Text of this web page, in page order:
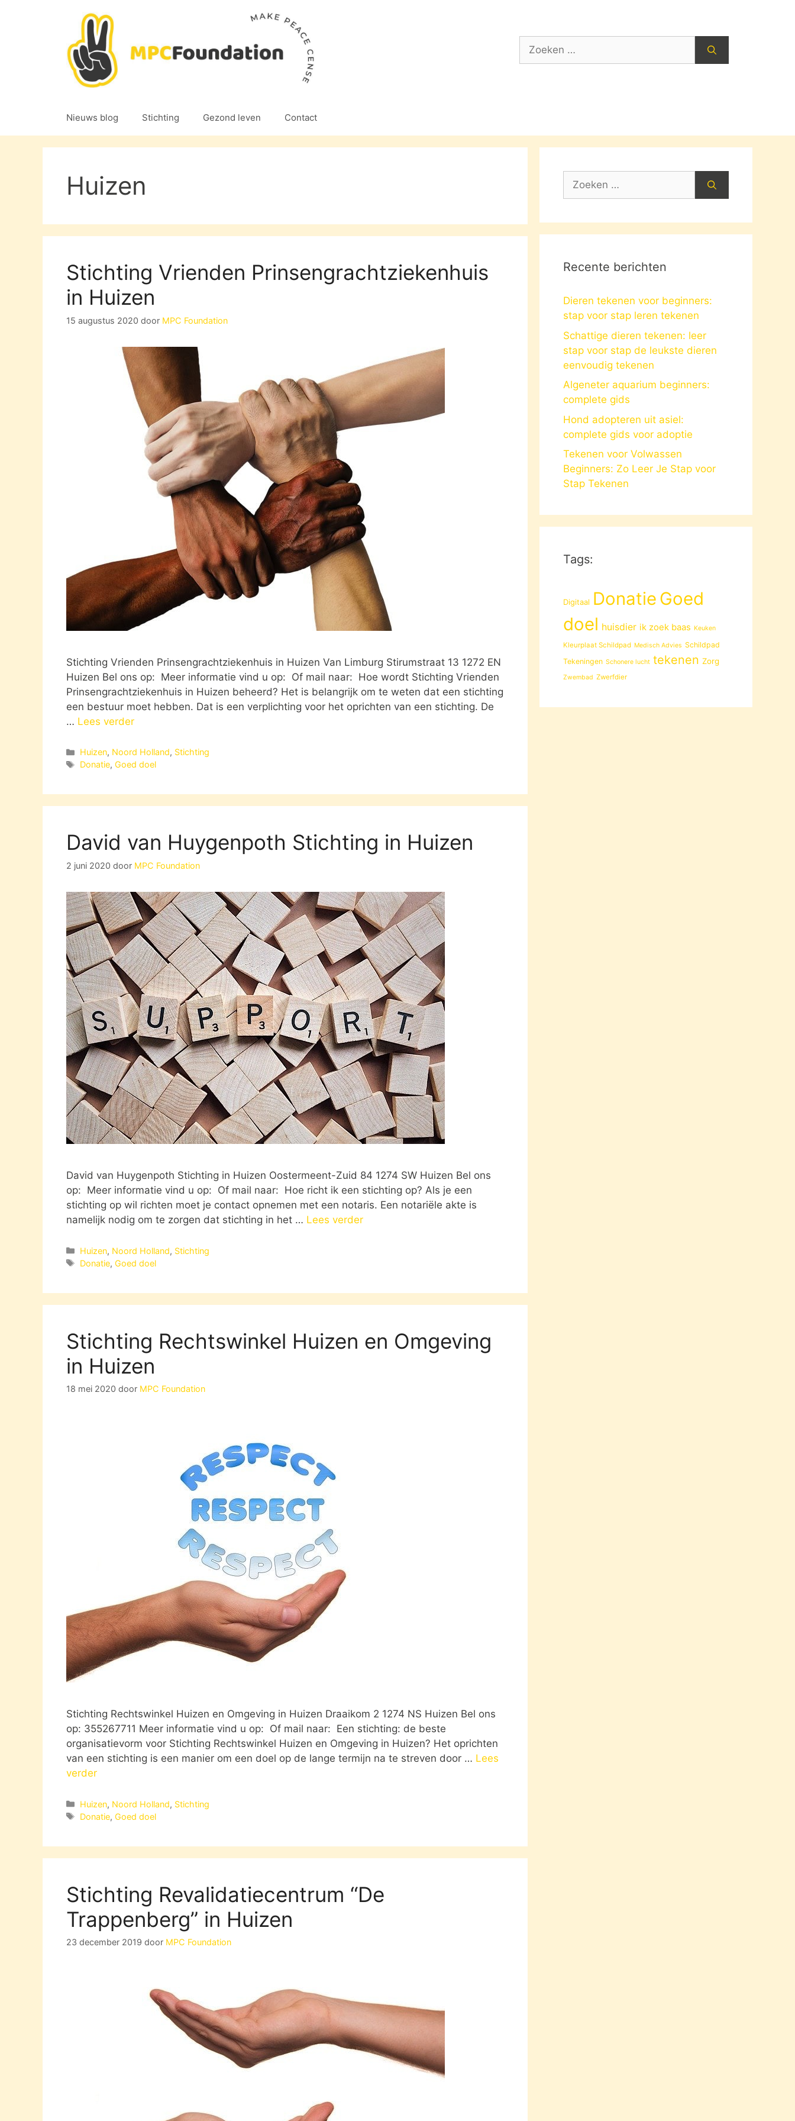
Zoek
Nieuws blog Stichting Gezond leven Contact
Huizen
Stichting Vrienden Prinsengrachtziekenhuis
in Huizen
15 augustus 2020 door MPC Foundation
Stichting Vrienden Prinsengrachtziekenhuis in Huizen Van Limburg Stirumstraat 13 1272 EN
Huizen Bel ons op: Meer informatie vind u op: Of mail naar: Hoe wordt Stichting Vrienden
Prinsengrachtziekenhuis in Huizen beheerd? Het is belangrijk om te weten dat een stichting
een bestuur moet hebben. Dat is een verplichting voor het oprichten van een stichting. De
… Lees verder
Categorieën
Huizen, Noord Holland, Stichting
Tags
Donatie,Goed doel
David van Huygenpoth Stichting in Huizen
2 juni 2020 door MPC Foundation
David van Huygenpoth Stichting in Huizen Oostermeent-Zuid 84 1274 SW Huizen Bel ons
op: Meer informatie vind u op: Of mail naar: Hoe richt ik een stichting op? Als je een
stichting op wil richten moet je contact opnemen met een notaris. Een notariële akte is
namelijk nodig om te zorgen dat stichting in het … Lees verder
Categorieën
Huizen, Noord Holland, Stichting
Tags
Donatie,Goed doel
Stichting Rechtswinkel Huizen en Omgeving
in Huizen
18 mei 2020 door MPC Foundation
Stichting Rechtswinkel Huizen en Omgeving in Huizen Draaikom 2 1274 NS Huizen Bel ons
op: 355267711 Meer informatie vind u op: Of mail naar: Een stichting: de beste
organisatievorm voor Stichting Rechtswinkel Huizen en Omgeving in Huizen? Het oprichten
van een stichting is een manier om een doel op de lange termijn na te streven door … Lees
verder
Categorieën
Huizen, Noord Holland, Stichting
Tags
Donatie,Goed doel
Stichting Revalidatiecentrum “De
Trappenberg” in Huizen
23 december 2019 door MPC Foundation
Zoek
Recente berichten
Dieren tekenen voor beginners:
stap voor stap leren tekenen
Schattige dieren tekenen: leer
stap voor stap de leukste dieren
eenvoudig tekenen
Algeneter aquarium beginners:
complete gids
Hond adopteren uit asiel:
complete gids voor adoptie
Tekenen voor Volwassen
Beginners: Zo Leer Je Stap voor
Stap Tekenen
Tags:
Digitaal Donatie Goed
doel huisdier ik zoek baas Keuken
Kleurplaat Schildpad Medisch Advies Schildpad
Tekeningen Schonere lucht tekenen Zorg
Zwembad Zwerfdier